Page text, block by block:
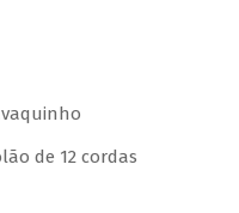
de 12 cordas